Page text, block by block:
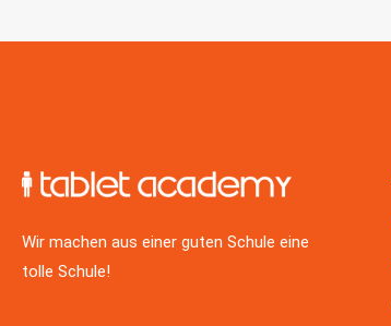
Wir machen aus einer guten Schule eine
tolle Schule!